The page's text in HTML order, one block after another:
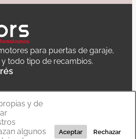
para puertas de garaje,
todo tipo de recambios.
y de
algunos
Aceptar Rechazar